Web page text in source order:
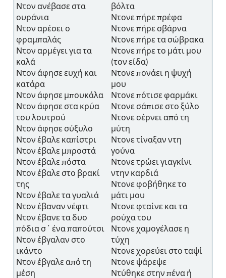
Ντον ανέβασε στα
ουράνια
Ντον αρέσει ο
φραμπαλάς
Ντον αρμέγει για τα
καλά
Ντον άφησε ευχή και
κατάρα
Ντον άφησε μπουκάλα
Ντον άφησε στα κρύα
του λουτρού
Ντον άφησε σύξυλο
Ντον έβαλε καπίστρι
Ντον έβαλε μπροστά
Ντον έβαλε πόστα
Ντον έβαλε στο βρακί
της
Ντον έβαλε τα γυαλιά
Ντον έβαναν νέφτι
Ντον έβανε τα δυο
πόδια σ΄ ένα παπούτσι
Ντον έβγαλαν στο
ικάντο
Ντον έβγαλε από τη
μέση
βόλτα
Ντονε πήρε πρέφα
Ντονε πήρε σβάρνα
Ντονε πήρε τα σώβρακα
Ντονε πήρε το μάτι μου
(τον είδα)
Ντονε πονάει η ψυχή
μου
Ντονε πότισε φαρμάκι
Ντονε σάπισε στο ξύλο
Ντονε σέρνει από τη
μύτη
Ντονε τίναξαν ντη
γούνα
Ντονε τρώει γιαγκίνι
ντην καρδιά
Ντονε φοβήθηκε το
μάτι μου
Ντονε φταίνε και τα
ρούχα του
Ντονε χαμογέλασε η
τύχη
Ντονε χορεύει στο ταψί
Ντονε ψάρεψε
Ντύθηκε στην πένα ή